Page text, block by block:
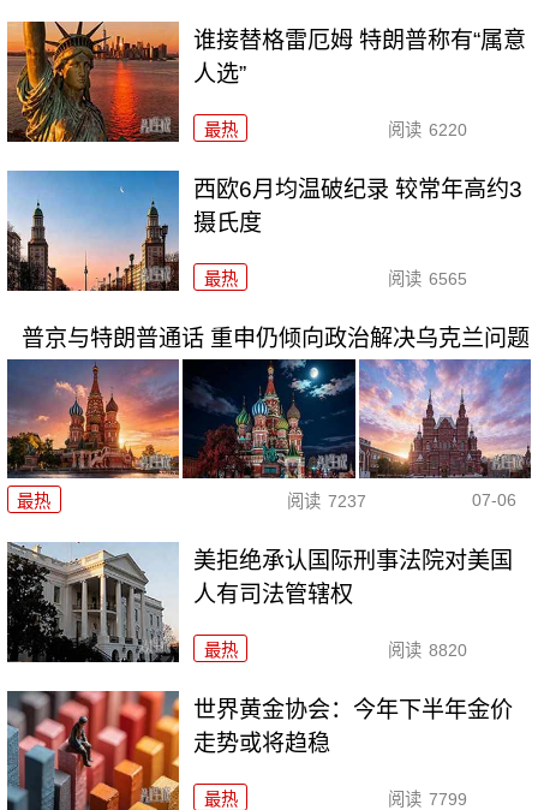
谁接替格雷厄姆 特朗普称有“属意
人选”
最热 阅读 6220
西欧6月均温破纪录 较常年高约3
摄氏度
最热 阅读 6565
普京与特朗普通话 重申仍倾向政治解决乌克兰问题
最热 阅读 7237 07-06
美拒绝承认国际刑事法院对美国
人有司法管辖权
最热 阅读 8820
世界黄金协会：今年下半年金价
走势或将趋稳
最热 阅读 7799